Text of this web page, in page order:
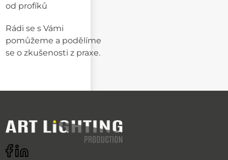
od profíků
Rádi se s Vámi
pomůžeme a podělíme
se o zkušenosti z praxe.